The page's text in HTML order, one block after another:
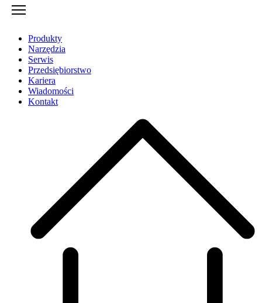
Produkty
Narzędzia
Serwis
Przedsiębiorstwo
Kariera
Wiadomości
Kontakt